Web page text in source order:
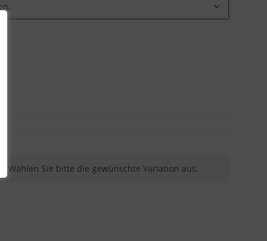
Wählen Sie bitte die gewünschte Variation aus.